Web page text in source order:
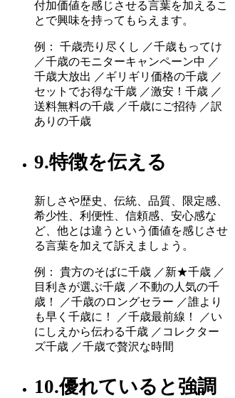
付加価値を感じさせる言葉を加えるこ
とで興味を持ってもらえます。
例： 千歳売り尽くし ／千歳もってけ
／千歳のモニターキャンペーン中 ／
千歳大放出 ／ギリギリ価格の千歳 ／
セットでお得な千歳 ／激安！千歳 ／
送料無料の千歳 ／千歳にご招待 ／訳
ありの千歳
9.特徴を伝える
新しさや歴史、伝統、品質、限定感、
希少性、利便性、信頼感、安心感な
ど、他とは違うという価値を感じさせ
る言葉を加えて訴えましょう。
例： 貴方のそばに千歳 ／新★千歳 ／
目利きが選ぶ千歳 ／不動の人気の千
歳！ ／千歳のロングセラー ／誰より
も早く千歳に！ ／千歳最前線！ ／い
にしえから伝わる千歳 ／コレクター
ズ千歳 ／千歳で贅沢な時間
10.優れていると強調